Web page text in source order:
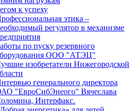
к успеху
этика –
регулятор в механизме
по пуску резервного
ООО "АТЭЦ"
изобретатели Нижегородской
генерального директора
"ЕвроСибЭнеого" Вячеслава
Интерфакс.